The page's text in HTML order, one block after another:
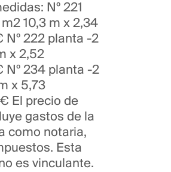
Nº 221
10,3 m x 2,34
Nº 222 planta -2
x 2,52
Nº 234 planta -2
x 5,73
El precio de
gastos de la
como notaria,
Esta
es vinculante.